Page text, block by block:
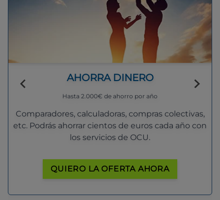
AHORRA DINERO
Hasta 2.000€ de ahorro por año
Comparadores, calculadoras, compras colectivas,
etc. Podrás ahorrar cientos de euros cada año con
los servicios de OCU.
QUIERO LA OFERTA AHORA